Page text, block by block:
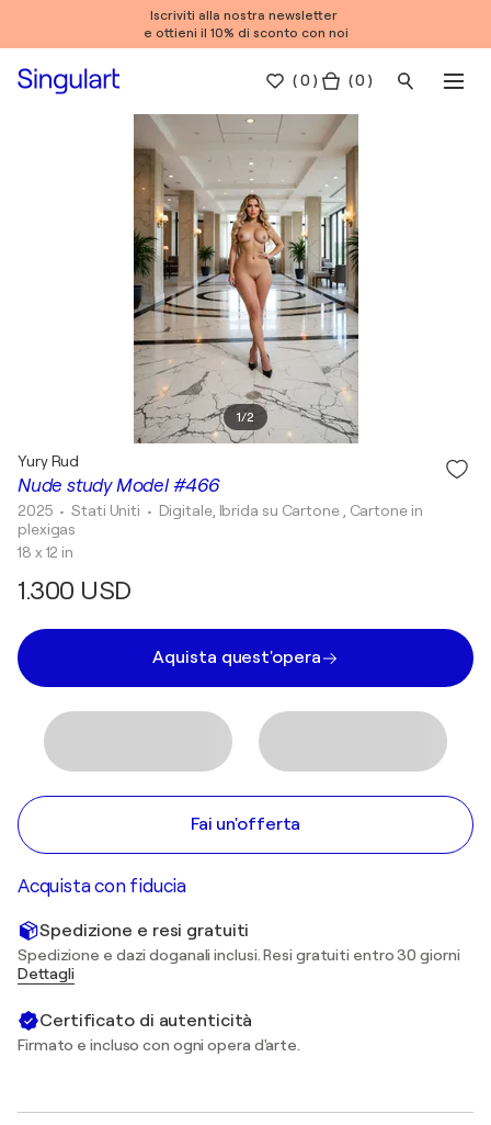
Iscriviti alla nostra newsletter
e ottieni il 10% di sconto con noi
(0 ) ( 0 )
1/2
Nude study Model #466
Yury Rud
2025 • Stati Uniti • Digitale, Ibrida su Cartone , Cartone in
plexigas
18 x 12 in
1.300 USD
Aquista quest'opera
Fai un'offerta
Acquista con fiducia
Spedizione e resi gratuiti
Spedizione e dazi doganali inclusi. Resi gratuiti entro 30 giorni
Dettagli
Certificato di autenticità
Firmato e incluso con ogni opera d'arte.